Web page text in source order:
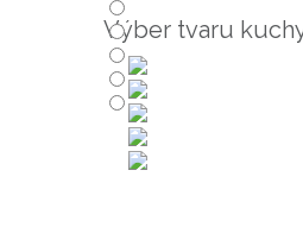
Výber tvaru